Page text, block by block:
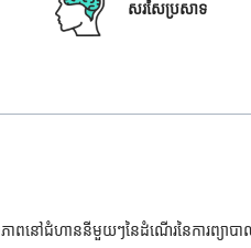
សរសៃប្រសាទ
ភាពនៅជំហាននីមួយៗនៃដំណើរនៃការព្យាប